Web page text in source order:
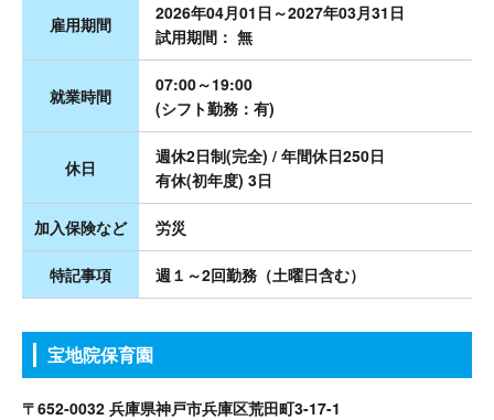
雇用期間
2026年04月01日～2027年03月31日
試用期間： 無
就業時間
07:00～19:00
(シフト勤務：有)
休日
週休2日制(完全) / 年間休日250日
有休(初年度) 3日
加入保険など 労災
特記事項 週１～2回勤務（土曜日含む）
宝地院保育園
〒652-0032 兵庫県神戸市兵庫区荒田町3-17-1